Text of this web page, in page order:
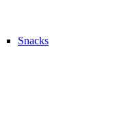
Snacks